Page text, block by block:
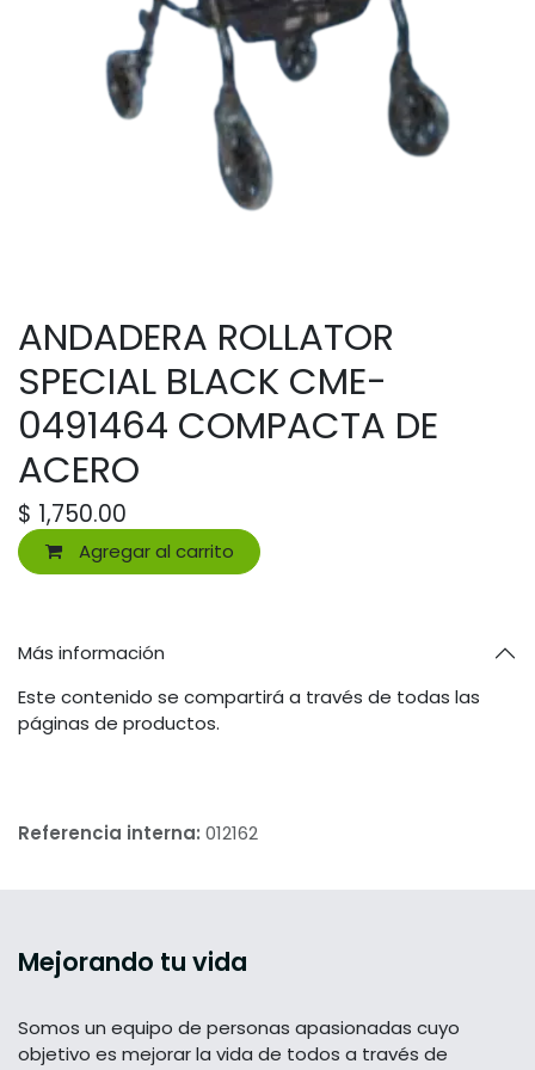
ANDADERA ROLLATOR
SPECIAL BLACK CME-
0491464 COMPACTA DE
ACERO
$ 1,750.00
Agregar al carrito
Más información
Este contenido se compartirá a través de todas las
páginas de productos.
Referencia interna: 012162
Mejorando tu vida
Somos un equipo de personas apasionadas cuyo
objetivo es mejorar la vida de todos a través de